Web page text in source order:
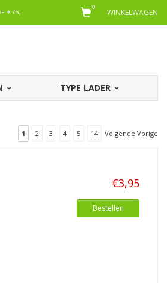
€75,- WINKELWAGEN
0
TYPE LADER
1 2 3 4 5 14 Volgende Vorige
€3,95
Bestellen